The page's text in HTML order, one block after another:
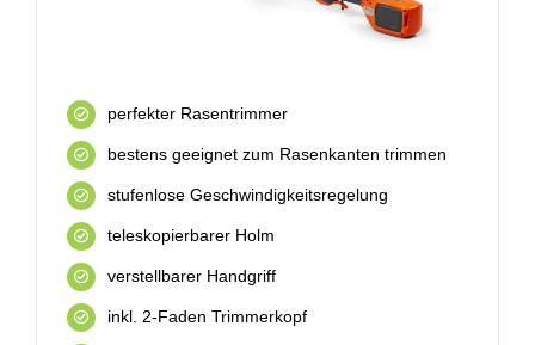
perfekter Rasentrimmer
bestens geeignet zum Rasenkanten trimmen
stufenlose Geschwindigkeitsregelung
teleskopierbarer Holm
verstellbarer Handgriff
inkl. 2-Faden Trimmerkopf